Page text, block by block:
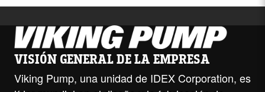
VISIÓN GENERAL DE LA EMPRESA
Viking Pump, una unidad de IDEX Corporation, es